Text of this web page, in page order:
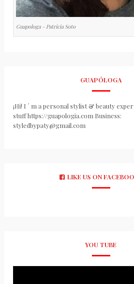
Guapologa - Patricia Soto
GUAPÓLOGA
¡Hi! I ´ m a personal stylist & beauty
stuff https://guapologia.com Business:
styledbypaty@gmail.com
LIKE US ON
YOU TUBE